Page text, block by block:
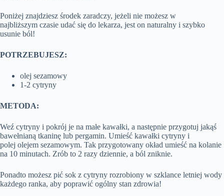
Poniżej znajdziesz środek zaradczy, jeżeli nie możesz w
najbliższym czasie udać się do lekarza, jest on naturalny i szybko
usunie ból!
POTRZEBUJESZ:
olej sezamowy
1-2 cytryny
METODA:
Weź cytryny i pokrój je na małe kawałki, a następnie przygotuj jakąś
bawełnianą tkaninę lub pergamin. Umieść kawałki cytryny i
polej olejem sezamowym. Tak przygotowany okład umieść na kolanie
na 10 minutach. Zrób to 2 razy dziennie, a ból zniknie.
Ponadto możesz pić sok z cytryny rozrobiony w szklance letniej wody
każdego ranka, aby poprawić ogólny stan zdrowia!